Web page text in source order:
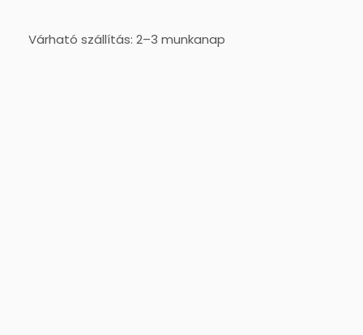
Várható szállítás: 2–3 munkanap